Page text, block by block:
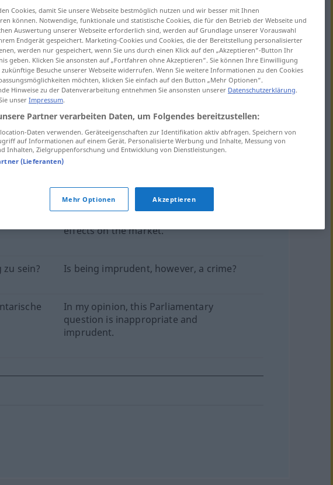
unüberlegt
,
imprudent
für "imprudent"
geprüft)
dem
They were unfortunate and imprudent
effects on the market.
sein? Is being imprudent, however, a crime?
In my opinion, this Parliamentary
question is inappropriate and
imprudent.
Cookies, damit Sie unsere Webseite bestmöglich nutzen und wir besser mit Ihnen
können. Notwendige, funktionale und statistische Cookies, die für den Betrieb der Webseite und
Auswertung unserer Webseite erforderlich sind, werden auf Grundlage unserer Vorauswahl
Endgerät gespeichert. Marketing-Cookies und Cookies, die der Bereitstellung personalisierter
werden nur gespeichert, wenn Sie uns durch einen Klick auf den „Akzeptieren“-Button Ihr
geben. Klicken Sie ansonsten auf „Fortfahren ohne Akzeptieren“. Sie können Ihre Einwilligung
Besuche unserer Webseite widerrufen. Wenn Sie weitere Informationen zu den Cookies
möchten, klicken Sie einfach auf den Button „Mehr Optionen“.
Hinweise zu der Datenverarbeitung entnehmen Sie ansonsten unserer Datenschutzerklärung.
unser Impressum.
Partner verarbeiten Daten, um Folgendes bereitzustellen:
Daten verwenden. Geräteeigenschaften zur Identifikation aktiv abfragen. Speichern von
auf Informationen auf einem Gerät. Personalisierte Werbung und Inhalte, Messung von
Inhalten, Zielgruppenforschung und Entwicklung von Dienstleistungen.
(Lieferanten)
Mehr Optionen Akzeptieren